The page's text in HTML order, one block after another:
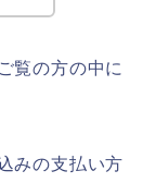
覧の方の中に
みの支払い方